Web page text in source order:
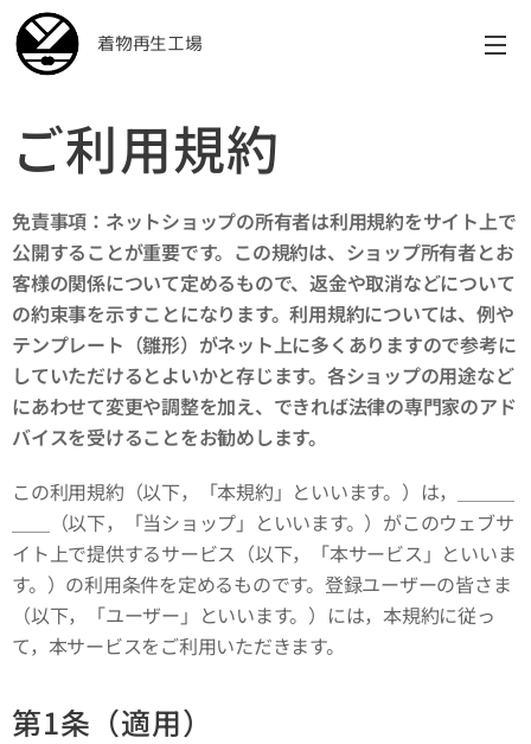
着物再生工場
ご利用規約
免責事項：ネットショップの所有者は利用規約をサイト上で
公開することが重要です。この規約は、ショップ所有者とお
客様の関係について定めるもので、返金や取消などについて
の約束事を示すことになります。利用規約については、例や
テンプレート（雛形）がネット上に多くありますので参考に
していただけるとよいかと存じます。各ショップの用途など
にあわせて変更や調整を加え、できれば法律の専門家のアド
バイスを受けることをお勧めします。
この利用規約（以下，「本規約」といいます。）は，＿＿＿
＿＿（以下，「当ショップ」といいます。）がこのウェブサ
イト上で提供するサービス（以下，「本サービス」といいま
す。）の利用条件を定めるものです。登録ユーザーの皆さま
（以下，「ユーザー」といいます。）には，本規約に従っ
て，本サービスをご利用いただきます。
第1条（適用）